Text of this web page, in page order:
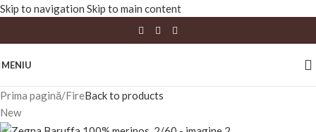
Skip to navigation Skip to main content
MENIU
Prima pagină/FireBack to products
New